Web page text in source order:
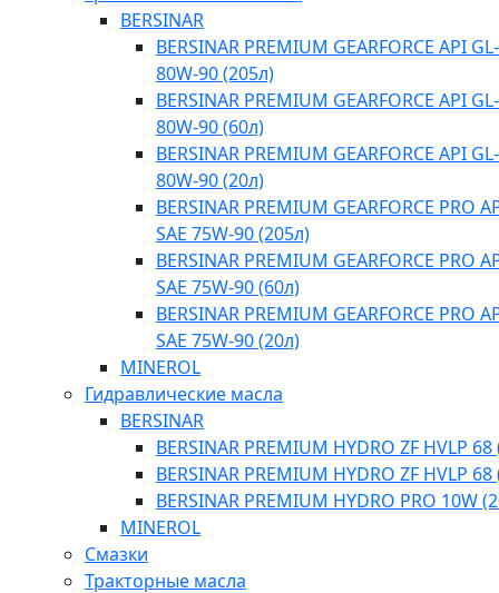
BERSINAR
BERSINAR PREMIUM GEARFORCE API
80W-90 (205л)
BERSINAR PREMIUM GEARFORCE API
80W-90 (60л)
BERSINAR PREMIUM GEARFORCE API
80W-90 (20л)
BERSINAR PREMIUM GEARFORCE PRO
SAE 75W-90 (205л)
BERSINAR PREMIUM GEARFORCE PRO
SAE 75W-90 (60л)
BERSINAR PREMIUM GEARFORCE PRO
SAE 75W-90 (20л)
MINEROL
Гидравлические масла
BERSINAR
BERSINAR PREMIUM HYDRO ZF HVLP
BERSINAR PREMIUM HYDRO ZF HVLP 68
BERSINAR PREMIUM HYDRO PRO 10W
MINEROL
Смазки
Тракторные масла